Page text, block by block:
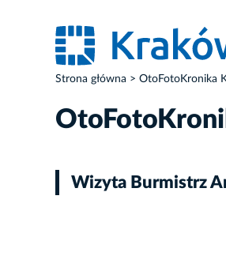
Strona główna OtoFotoKronika
Wizyta Burmistrz